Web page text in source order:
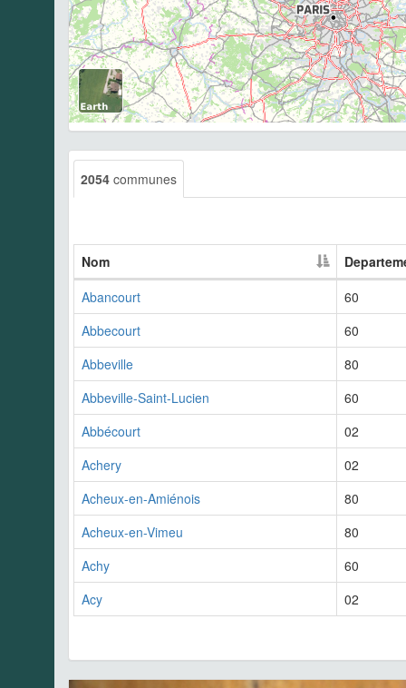
2054 communes
Nom
Abancourt
60
Abbecourt
60
Abbeville
80
Abbeville-Saint-Lucien
60
Abbécourt
02
Achery
02
Acheux-en-Amiénois
80
Acheux-en-Vimeu
80
Achy
60
Acy
02